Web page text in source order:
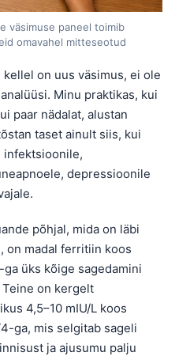
väsimuse paneel toimib
omavahel mitteseotud
on uus väsimus, ei ole
Minu praktikas, kui
paar nädalat, alustan
taset ainult siis, kui
infektsioonile,
depressioonile
põhjal, mida on läbi
on madal ferritiin koos
üks kõige sagedamini
on kergelt
4,5–10 mIU/L koos
ga, mis selgitab sageli
ja ajusumu palju